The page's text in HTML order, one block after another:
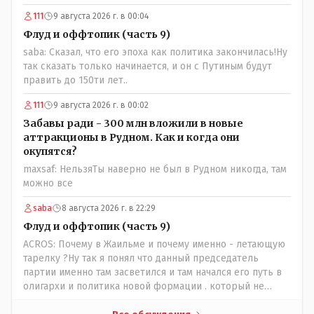
111 9 августа 2026 г. в 00:04
Флуд и оффтопик (часть 9)
saba: Сказал, что его эпоха как политика закончилась!Ну
так сказать только начинается, и он с Путиным будут
править до 150ти лет..
111 9 августа 2026 г. в 00:02
Забавы ради - 300 млн вложили в новые
аттракционы в Рудном. Как и когда они
окупятся?
maxsaf: НельзяТы наверно не был в Рудном никогда, там
можно все
saba 8 августа 2026 г. в 22:29
Флуд и оффтопик (часть 9)
ACROS: Почему в Жаильме и почему именно - летающую
тарелку ?Ну так я понял что данный председатель
партии именно там засветился и там начался его путь в
олигархи и политика новой формации . который не